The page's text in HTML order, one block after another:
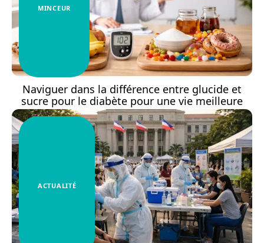
MINCEUR
Naviguer dans la différence entre glucide et
sucre pour le diabète pour une vie meilleure
ACTUALITÉ